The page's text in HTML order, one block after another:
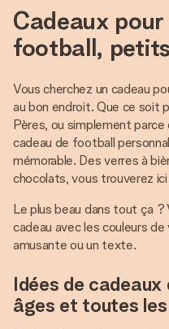
Cadeaux
football,
Vous cherchez un cadeau
au bon endroit. Que ce soit
Pères, ou simplement parce
cadeau de football
mémorable. Des verres à
chocolats, vous trouverez
Le plus beau dans tout ça ?
cadeau avec les couleurs
amusante ou un texte.
Idées de
âges et toutes